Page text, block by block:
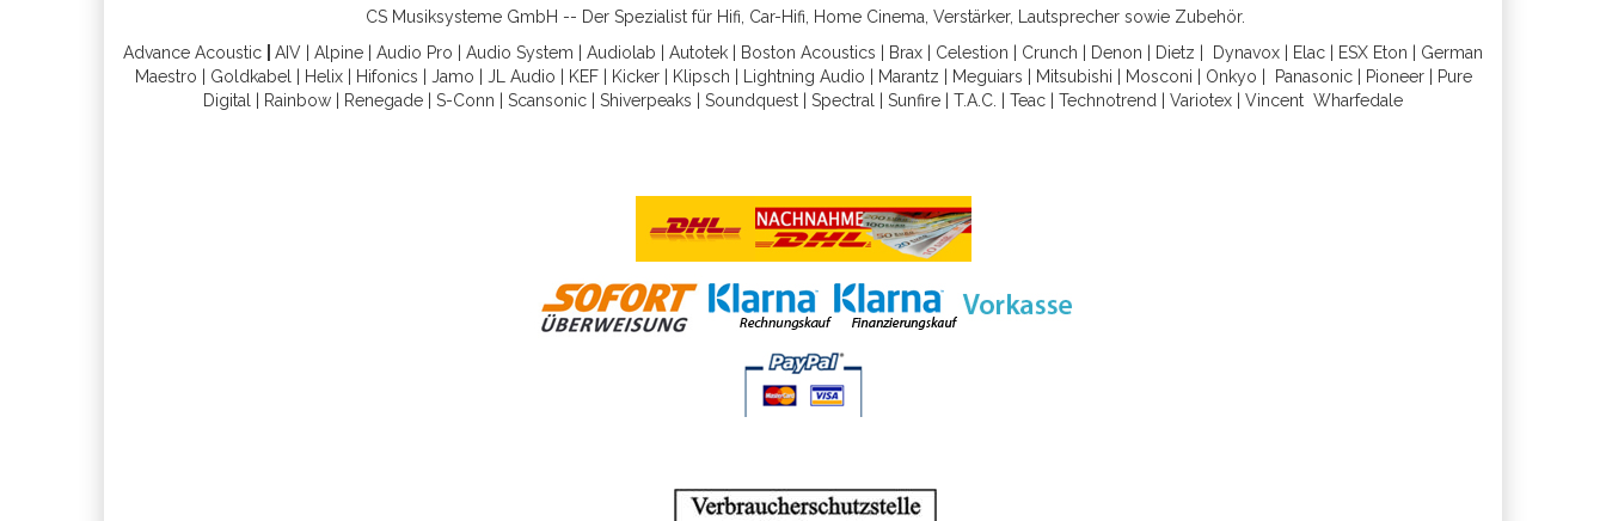
CS Musiksysteme GmbH -- Der Spezialist für Hifi, Car-Hifi, Home Cinema, Verstärker, Lautsprecher sowie Zubehör.
Advance Acoustic
AIV Alpine Audio Pro Audio System Audiolab Autotek Boston Acoustics Brax Celestion Crunch Denon Dietz Dynavox Elac ESX Eton
German
Maestro
Goldkabel Helix| Hifonics Jamo JL Audio KEF| Kicker| Klipsch Lightning Audio Marantz Meguiars Mitsubishi Mosconi Onkyo Panasonic| Pioneer|
Pure
Digital
Rainbow Renegade S-Conn Scansonic Shiverpeaks Soundquest Spectral Sunfire T.A.C. Teac Technotrend Variotex Vincent Wharfedal e